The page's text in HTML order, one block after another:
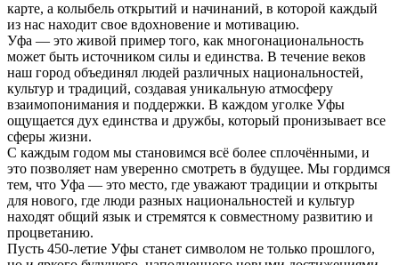
карте, а колыбель открытий и начинаний, в которой каждый
из нас находит свое вдохновение и мотивацию.
Уфа — это живой пример того, как многонациональность
может быть источником силы и единства. В течение веков
наш город объединял людей различных национальностей,
культур и традиций, создавая уникальную атмосферу
взаимопонимания и поддержки. В каждом уголке Уфы
ощущается дух единства и дружбы, который пронизывает все
сферы жизни.
С каждым годом мы становимся всё более сплочёнными, и
это позволяет нам уверенно смотреть в будущее. Мы гордимся
тем, что Уфа — это место, где уважают традиции и открыты
для нового, где люди разных национальностей и культур
находят общий язык и стремятся к совместному развитию и
процветанию.
Пусть 450-летие Уфы станет символом не только прошлого,